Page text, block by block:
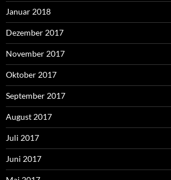
Januar 2018
Dezember 2017
November 2017
Oktober 2017
September 2017
August 2017
Juli 2017
Juni 2017